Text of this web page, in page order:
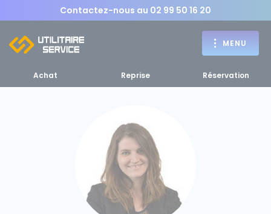
Contactez-nous au 02 99 50 16 20
MENU
Achat
d'un utilitaire
Achat Reprise Réservation